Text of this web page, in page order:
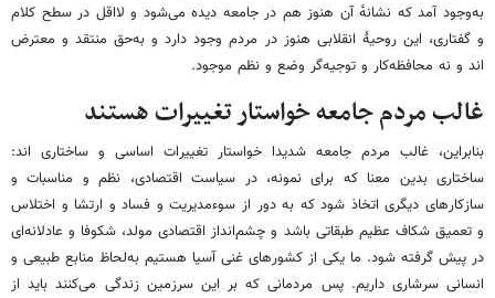
به‌وجود آمد که نشانه‌ٔ آن هنوز هم در جامعه دیده می‌شود و لااقل در سطح کلام
و گفتاری، این روحیهٔ انقلابی هنوز در مردم وجود دارد و به‌حق منتقد و معترض
اند و نه محافظه‌کار و توجیه‌گر وضع و نظم موجود.
غالب مردم جامعه خواستار تغییرات هستند
بنابراین، غالب مردم جامعه شدیدا خواستار تغییرات اساسی و ساختاری اند:
ساختاری بدین معنا که برای نمونه، در سیاست اقتصادی، نظم و مناسبات و
سازکارهای دیگری اتخاذ شود که به دور از سوءمدیریت و فساد و ارتشا و اختلاس
و تعمیق شکاف عظیم طبقاتی باشد و چشم‌انداز اقتصادی مولد، شکوفا و عادلانه‌ای
در پیش گرفته شود. ما یکی از کشورهای غنی آسیا هستیم به‌لحاظ منابع طبیعی و
انسانی سرشاری داریم. پس مردمانی که بر این سرزمین زندگی می‌کنند باید از